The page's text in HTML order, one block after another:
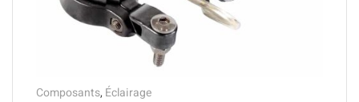
Composants, Éclairage